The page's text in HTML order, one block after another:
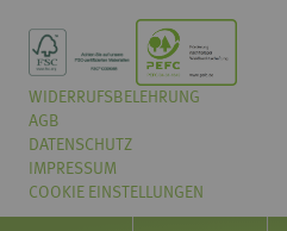
WIDERRUFSBELEHRUNG
AGB
DATENSCHUTZ
IMPRESSUM
COOKIE EINSTELLUNGEN
Wie würden Sie unseren
Wählen
Sie
eine
Option
von
1
Überhaupt nicht gut